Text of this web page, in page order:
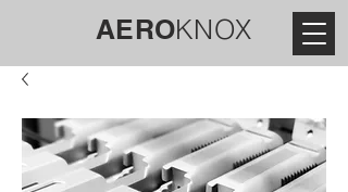
AEROKNOX